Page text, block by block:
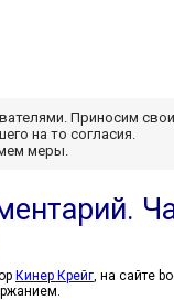
Приносим
на то согласия.
меры.
- Кинер Крейг - автор Кинер Крейг, на сайте